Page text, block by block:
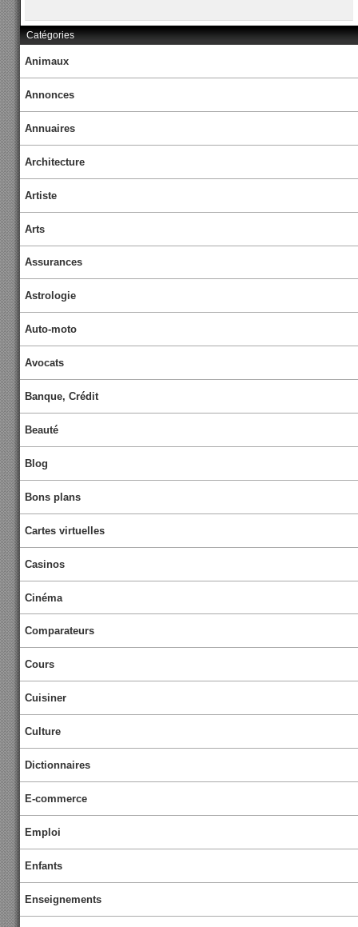
Catégories
Animaux
Annonces
Annuaires
Architecture
Artiste
Arts
Assurances
Astrologie
Auto-moto
Avocats
Banque, Crédit
Beauté
Blog
Bons plans
Cartes virtuelles
Casinos
Cinéma
Comparateurs
Cours
Cuisiner
Culture
Dictionnaires
E-commerce
Emploi
Enfants
Enseignements